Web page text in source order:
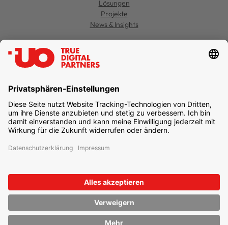
Lösungen
Projekte
News & Insights
Datenschutz
Einstellungen
Impressum
Newsletter abonnieren
UO TRUE DIGITAL PARTNERS
44269 Dortmund
+49 231 477 379-100
info@unternehmen.online